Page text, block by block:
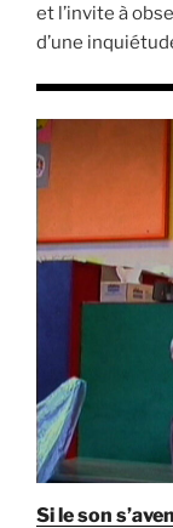
et l’invite à
d’une
Si le son